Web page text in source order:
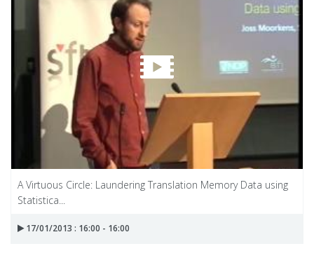
A Virtuous Circle: Laundering Translation Memory Data using
Statistica...
17/01/2013 : 16:00 - 16:00